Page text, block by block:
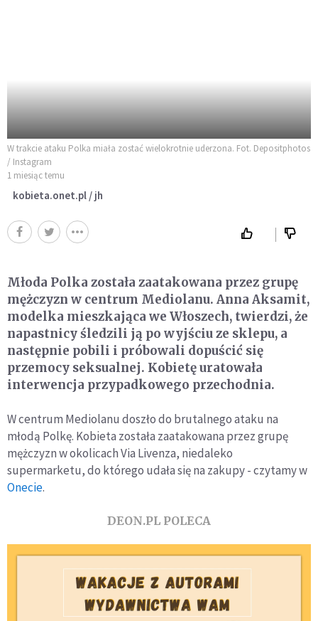
W trakcie ataku Polka miała zostać wielokrotnie uderzona. Fot. Depositphotos
/ Instagram
1 miesiąc temu
kobieta.onet.pl / jh
Młoda Polka została zaatakowana przez grupę
mężczyzn w centrum Mediolanu. Anna Aksamit,
modelka mieszkająca we Włoszech, twierdzi, że
napastnicy śledzili ją po wyjściu ze sklepu, a
następnie pobili i próbowali dopuścić się
przemocy seksualnej. Kobietę uratowała
interwencja przypadkowego przechodnia.
W centrum Mediolanu doszło do brutalnego ataku na
młodą Polkę. Kobieta została zaatakowana przez grupę
mężczyzn w okolicach Via Livenza, niedaleko
supermarketu, do którego udała się na zakupy - czytamy w
Onecie.
DEON.PL POLECA